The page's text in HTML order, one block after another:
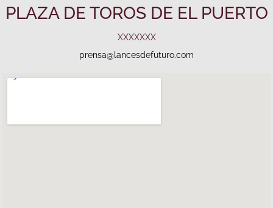
PLAZA DE TOROS DE EL PUERTO
XXXXXXX
prensa@lancesdefuturo.com